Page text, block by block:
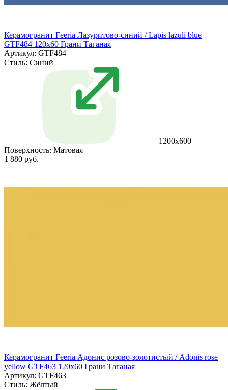
Керамогранит Feeria Лазуритово-синий / Lapis lazuli blue
GTF484 120х60 Грани Таганая
Артикул: GTF484
Стиль: Синий
1200х600
Поверхность: Матовая
1 880 руб.
Керамогранит Feeria Адонис розово‑золотистый / Adonis rose
yellow GTF463 120х60 Грани Таганая
Артикул: GTF463
Стиль: Жёлтый